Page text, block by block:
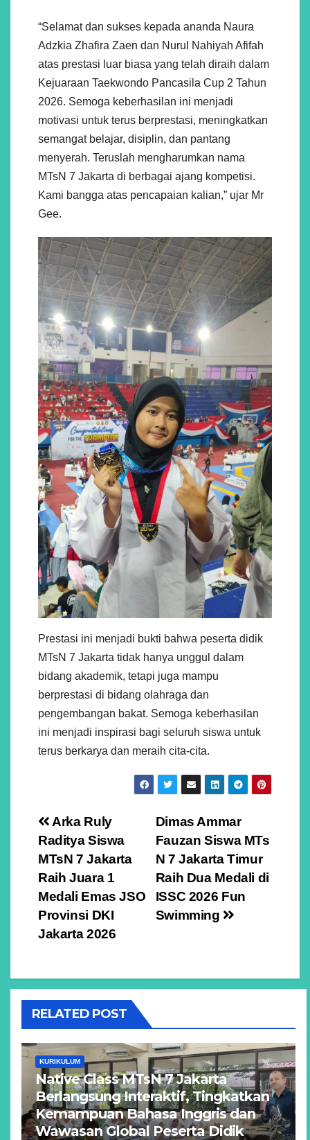
“Selamat dan sukses kepada ananda Naura
Adzkia Zhafira Zaen dan Nurul Nahiyah Afifah
atas prestasi luar biasa yang telah diraih dalam
Kejuaraan Taekwondo Pancasila Cup 2 Tahun
2026. Semoga keberhasilan ini menjadi
motivasi untuk terus berprestasi, meningkatkan
semangat belajar, disiplin, dan pantang
menyerah. Teruslah mengharumkan nama
MTsN 7 Jakarta di berbagai ajang kompetisi.
Kami bangga atas pencapaian kalian,” ujar Mr
Gee.
Prestasi ini menjadi bukti bahwa peserta didik
MTsN 7 Jakarta tidak hanya unggul dalam
bidang akademik, tetapi juga mampu
berprestasi di bidang olahraga dan
pengembangan bakat. Semoga keberhasilan
ini menjadi inspirasi bagi seluruh siswa untuk
terus berkarya dan meraih cita-cita.
Navigasi
pos
Dimas Ammar
Fauzan Siswa MTs
N 7 Jakarta Timur
Raih Dua Medali di
ISSC 2026 Fun
Swimming
Arka Ruly
Raditya Siswa
MTsN 7 Jakarta
Raih Juara 1
Medali Emas JSO
Provinsi DKI
Jakarta 2026
RELATED POST
KURIKULUM
Native Class MTsN 7 Jakarta
Berlangsung Interaktif, Tingkatkan
Kemampuan Bahasa Inggris dan
Wawasan Global Peserta Didik